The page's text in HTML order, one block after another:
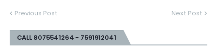
Previous Post Next Post
CALL 8075541264 - 7591912041